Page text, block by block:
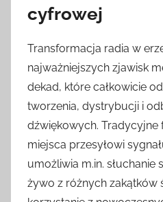
cyfrowej
Transformacja radia w
najważniejszych zjawisk
dekad, które całkowicie
tworzenia, dystrybucji i
dźwiękowych. Tradycyjne
miejsca przesyłowi
umożliwia m.in. słuchanie
żywo z różnych zakątków